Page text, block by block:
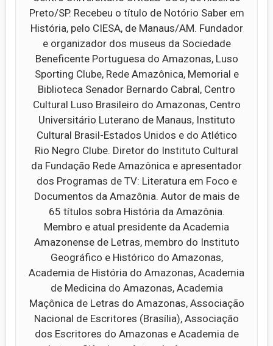
Preto/SP. Recebeu o título de Notório Saber em
História, pelo CIESA, de Manaus/AM. Fundador
e organizador dos museus da Sociedade
Beneficente Portuguesa do Amazonas, Luso
Sporting Clube, Rede Amazônica, Memorial e
Biblioteca Senador Bernardo Cabral, Centro
Cultural Luso Brasileiro do Amazonas, Centro
Universitário Luterano de Manaus, Instituto
Cultural Brasil-Estados Unidos e do Atlético
Rio Negro Clube. Diretor do Instituto Cultural
da Fundação Rede Amazônica e apresentador
dos Programas de TV: Literatura em Foco e
Documentos da Amazônia. Autor de mais de
65 títulos sobra História da Amazônia.
Membro e atual presidente da Academia
Amazonense de Letras, membro do Instituto
Geográfico e Histórico do Amazonas,
Academia de História do Amazonas, Academia
de Medicina do Amazonas, Academia
Maçônica de Letras do Amazonas, Associação
Nacional de Escritores (Brasília), Associação
dos Escritores do Amazonas e Academia de